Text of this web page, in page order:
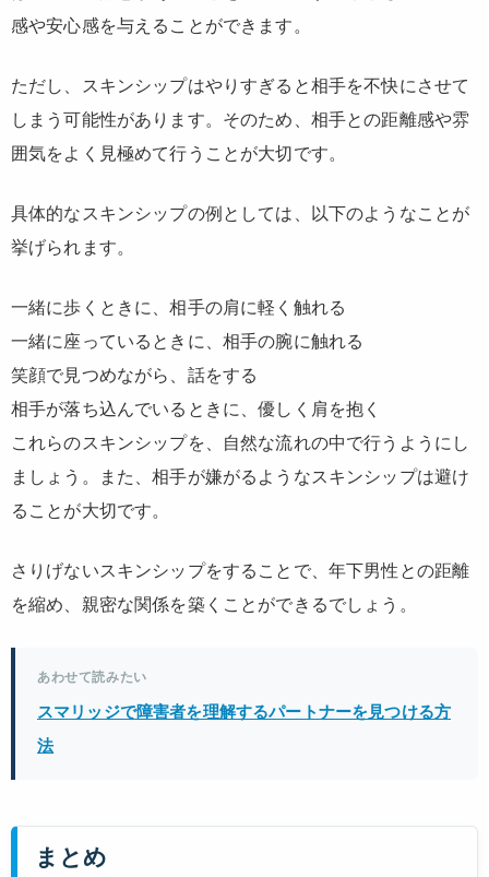
感や安心感を与えることができます。
ただし、スキンシップはやりすぎると相手を不快にさせて
しまう可能性があります。そのため、相手との距離感や雰
囲気をよく見極めて行うことが大切です。
具体的なスキンシップの例としては、以下のようなことが
挙げられます。
一緒に歩くときに、相手の肩に軽く触れる
一緒に座っているときに、相手の腕に触れる
笑顔で見つめながら、話をする
相手が落ち込んでいるときに、優しく肩を抱く
これらのスキンシップを、自然な流れの中で行うようにし
ましょう。また、相手が嫌がるようなスキンシップは避け
ることが大切です。
さりげないスキンシップをすることで、年下男性との距離
を縮め、親密な関係を築くことができるでしょう。
あわせて読みたい
スマリッジで障害者を理解するパートナーを見つける方
法
まとめ